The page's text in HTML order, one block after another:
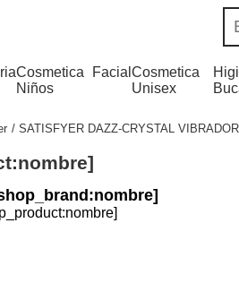
Cosmetica
Niños
FacialCosmetica
Unisex
SATISFYER DAZZ-CRYSTAL